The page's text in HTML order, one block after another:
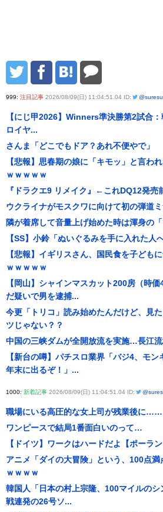
999: 注目記事 2026/08/09(日) 11:04:51.04 ID:
【にじ甲2026】Winners準決勝第2試合
ロイヤ...
さんま「どこでもドア？あれ不便やで」
【悲報】思春期の娘に「キモッ」と言わ
ｗｗｗｗｗ
『ドラクエ9 リメイク』←これDQ12発売
ウクライナがモスクワに向けて初の弾道
隣が着席して音量上げ始めた時は渾身の
【SS】小鈴「ぬいぐるみを手に入れた人
【悲報】イギリスさん、国民食を子ども
ｗｗｗｗｗ
【岡山】シャインマスカット200房（時
だ疑いで男を逮捕...
今更「トリコ」読み始めたんだけど、見
ツじゃない？？
中国の三峡ダムが全開放流を実施…長江流
【新台の噂】パチスロ業界「バジ4、モ
年末に出るぞ！」...
1000: 新着記事 2026/08/09(日) 11:04:51.04 ID:
職場にいる高圧的な女上司が残業後に
ワンピースで結局1番面白いのって…
【ドイツ】ワークはハードだよ【ポーラン
アニメ「ダイの大冒険」という、100点
ｗｗｗｗ
韓国人「日本の村上宗隆、100マイルの
戦連発の26号ソ...